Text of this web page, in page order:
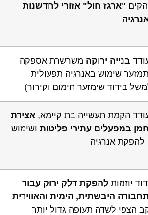
"ארגז חול" אזורי לחדשנות
בנייה ירוקה משרשרת אספקה
שימוש באנרגיה תפעולית
בידוד שימזער חימום וקירור)
הקמת תעשייה בת קיימא, אצירת
במפעלים עתירי פליטות ושימוש
להפקת אנרגיה
יוזמות להפקת דלק ירוק עבור
היבשתית, הימית והאווירית
הצפי לשדה תעופה גדול יותר